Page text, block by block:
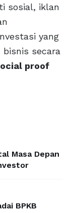
sosial, iklan
yang
secara
proof
Masa Depan
BPKB